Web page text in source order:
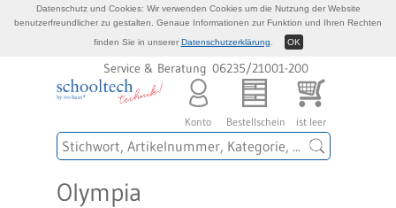
Service & Beratung 06235/21001-200
Konto Bestellschein ist leer
Olympia
Datenschutz und Cookies: Wir verwenden Cookies um die Nutzung der Website
benutzerfreundlicher zu gestalten. Genaue Informationen zur Funktion und Ihren Rechten
finden Sie in unserer Datenschutzerklärung OK